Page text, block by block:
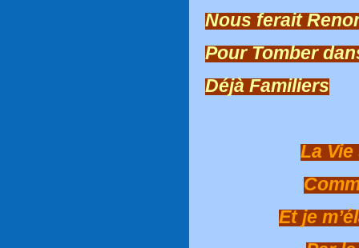
Nous ferait
Pour Tomber
Déjà Familiers
La
Et je